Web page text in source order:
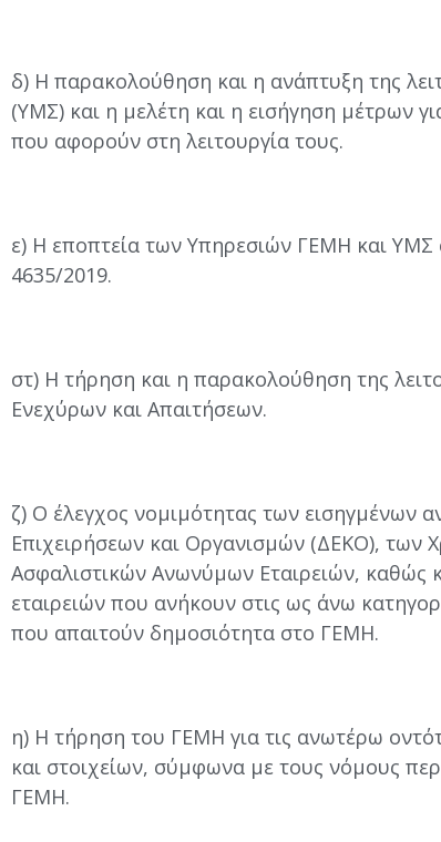
δ) Η παρακολούθηση και η ανάπτυξη της
(ΥΜΣ) και η μελέτη και η εισήγηση μέτρων
που αφορούν στη λειτουργία τους.
ε) Η εποπτεία των Υπηρεσιών ΓΕΜΗ και
4635/2019.
στ) Η τήρηση και η παρακολούθηση της
Ενεχύρων και Απαιτήσεων.
ζ) Ο έλεγχος νομιμότητας των εισηγμένων
Επιχειρήσεων και Οργανισμών (ΔΕΚΟ), των
Ασφαλιστικών Ανωνύμων Εταιρειών,
εταιρειών που ανήκουν στις ως άνω
που απαιτούν δημοσιότητα στο ΓΕΜΗ.
η) Η τήρηση του ΓΕΜΗ για τις ανωτέρω
και στοιχείων, σύμφωνα με τους νόμους
ΓΕΜΗ.